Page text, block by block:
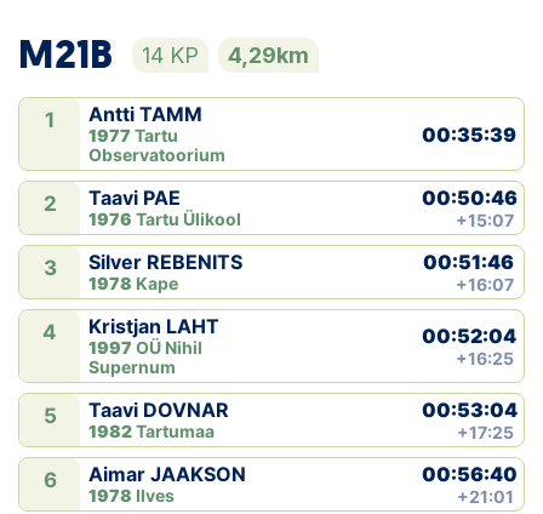
M21B 14 KP 4,29km
1 Antti TAMM
1977 Tartu
Observatoorium
00:35:39
2 Taavi PAE
1976 Tartu Ülikool
00:50:46
+15:07
3 Silver REBENITS
1978 Kape
00:51:46
+16:07
4 Kristjan LAHT
1997 OÜ Nihil
Supernum
00:52:04
+16:25
5 Taavi DOVNAR
1982Tartumaa
00:53:04
+17:25
6 Aimar JAAKSON
1978 Ilves
00:56:40
+21:01